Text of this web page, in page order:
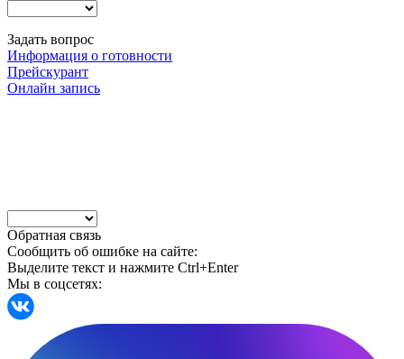
Задать вопрос
Информация о готовности
Прейскурант
Онлайн запись
Обратная связь
Сообщить об ошибке на сайте:
Выделите текст и нажмите Ctrl+Enter
Мы в соцсетях: